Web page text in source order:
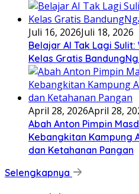
Juli 16, 2026Juli 18, 2026
Belajar AI Tak Lagi
Kelas Gratis
April 28, 2026April 28,
Abah Anton Pimpin
Kebangkitan Kampung
dan Ketahanan Pangan
Selengkapnya